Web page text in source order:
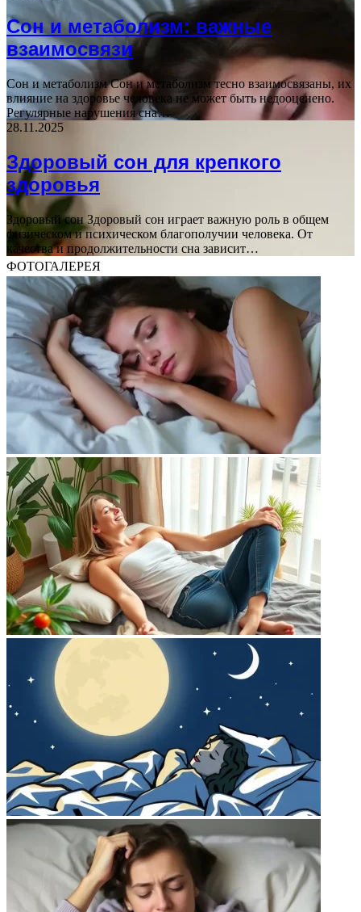
Сон и метаболизм: важные
взаимосвязи
Сон и метаболизм Сон и метаболизм тесно взаимосвязаны, их
влияние на здоровье человека не может быть недооценено.
Регулярные нарушения сна…
28.11.2025
Здоровый сон для крепкого
здоровья
Здоровый сон Здоровый сон играет важную роль в общем
физическом и психическом благополучии человека. От
качества и продолжительности сна зависит…
ФОТОГАЛЕРЕЯ